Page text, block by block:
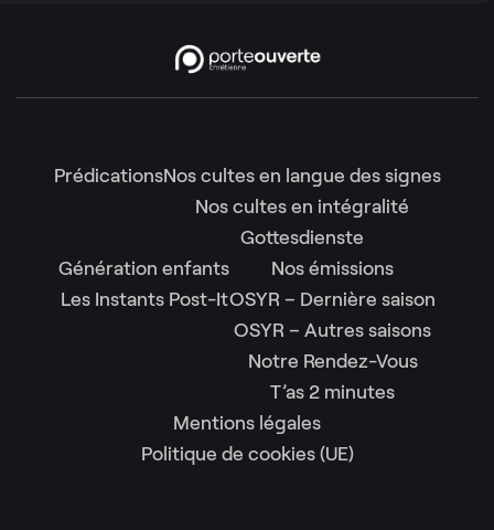
PrédicationsNos cultes en langue des signes
Nos cultes en intégralité
Gottesdienste
Génération enfants
Les Instants Post-It
Nos émissions
OSYR – Dernière saison
OSYR – Autres saisons
Notre Rendez-Vous
T’as 2 minutes
Mentions légales
Politique de cookies (UE)